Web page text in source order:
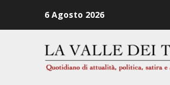
6 Agosto 2026